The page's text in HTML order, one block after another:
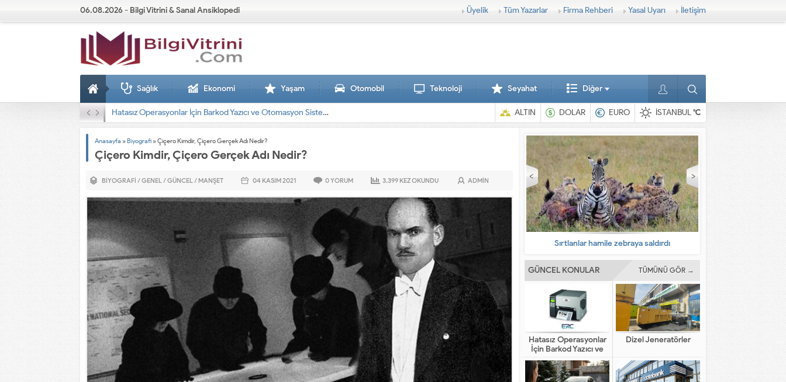
06.08.2026 - Bilgi Vitrini & Sanal Ansiklopedi Üyelik Tüm Yazarlar Firma Rehberi Yasal Uyarı İletişim
Sağlık Ekonomi Yaşam Otomobil Teknoloji Seyahat Diğer
Dizel Jeneratörler ALTIN DOLAR EURO İSTANBUL°C
Anasayfa »Biyografi »Çiçero Kimdir, Çiçero Gerçek Adı Nedir?
Çiçero Kimdir, Çiçero Gerçek Adı Nedir?
BIYOGRAFI /GENEL/GÜNCEL/ MANŞET 04 KASIM2021 0YORUM 3.399 KEZ OKUNDU ADMIN
Sırtlanlar hamile zebraya saldırdı En ilginç hayvanlar
GÜNCEL KONULAR TÜMÜNÜ GÖR →
Hatasız Operasyonlar
İçin Barkod Yazıcı ve
Otomasyon Sistemleri
Dizel Jeneratörler